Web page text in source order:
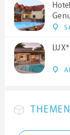
THEMEN